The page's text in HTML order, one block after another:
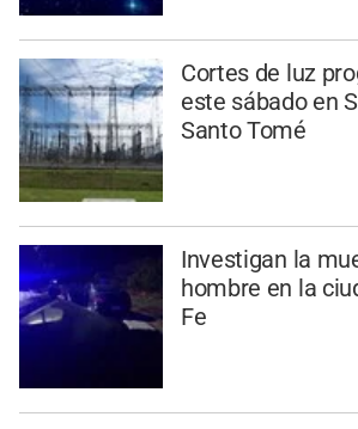
Cortes de luz
este sábado en
Santo Tomé
Investigan la
hombre en la
Fe